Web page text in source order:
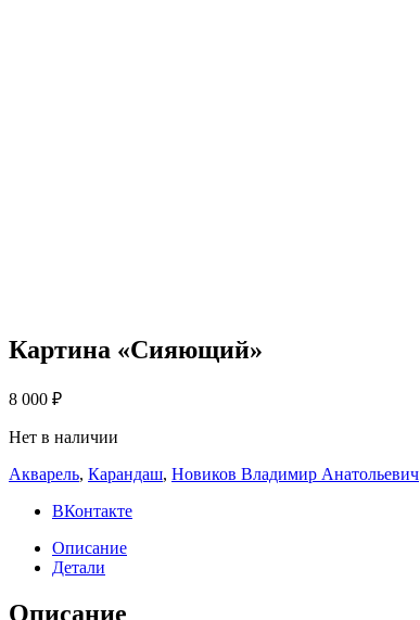
Картина «Сияющий»
8 000 ₽
Нет в наличии
Акварель, Карандаш, Новиков Владимир Анатольевич
ВКонтакте
Описание
Детали
Описание